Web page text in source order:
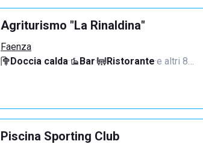
Agriturismo "La Rinaldina"
Faenza
Doccia calda· Bar· Ristorante·e altri 8…
Piscina Sporting Club